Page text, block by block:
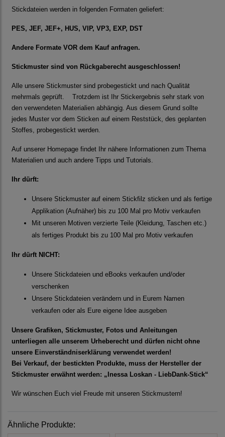
Stickdateien werden in folgenden Formaten geliefert:
PES, JEF, JEF+, HUS, VIP, VP3, EXP, DST
Andere Formate VOR dem Kauf anfragen.
Stickmuster sind von Rückgaberecht ausgeschlossen!
Alle unsere Stickmuster sind probegestickt und nach Qualität
mehrmals geprüft. Trotzdem ist Ihr Stickergebnis sehr stark von
den verwendeten Materialien abhängig. Aus diesem Grund sollte
jedes Muster vor dem Sticken auf einem Reststück, des geplanten
Stoffes, probegestickt werden.
Auf unserer Homepage findet Ihr nähere Informationen zum Thema
Materialien und auch andere Tipps und Tutorials.
Ihr dürft:
Unsere Stickmuster auf einem Stickfilz sticken und als fertige
Applikation (Aufnäher) bis zu 100 Mal pro Motiv verkaufen
Mit unseren Motiven verzierte Teile (Kleidung, Taschen etc.)
als fertiges Produkt bis zu 100 Mal pro Motiv verkaufen
Ihr dürft NICHT:
Unsere Stickdateien und eBooks verkaufen und/oder
verschenken
Unsere Stickdateien verändern und in Eurem Namen
verkaufen oder als Eure eigene Idee ausgeben
Unsere Grafiken, Stickmuster, Fotos und Anleitungen
unterliegen alle unserem Urheberecht und dürfen nicht ohne
unsere Einverständniserklärung verwendet werden!
Bei Verkauf, der bestickten Produkte, muss der Hersteller der
Stickmuster erwähnt werden: „Inessa Loskan - LiebDank-Stick“
Wir wünschen Euch viel Freude mit unseren Stickmustern!
Ähnliche Produkte: